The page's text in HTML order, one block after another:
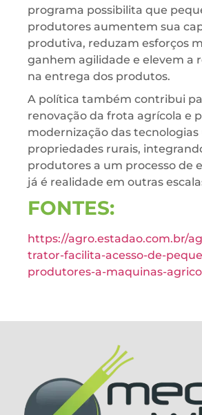
programa possibilita que
produtores aumentem sua
produtiva, reduzam esforços
ganhem agilidade e elevem a
na entrega dos produtos.
A política também contribui
renovação da frota agrícola e
modernização das tecnologias
propriedades rurais,
produtores a um processo de
já é realidade em outras
FONTES:
https://agro.estadao.com.br/
trator-facilita-acesso-de-
produtores-a-maquinas-